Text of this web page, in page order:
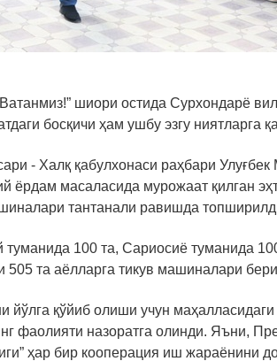
шиори остида Сурхондарё
босқичи ҳам ушбу эзгу ниятларга
- Халқ қабулхонаси раҳбари
ёрдам масаласида мурожаат қилган
тантанали равишда
100 та, Сариосиё туманида
та аёлларга тикув машиналари
йўлга қўйиб олиши учун маҳалласидаги
фаолияти назоратга олинди. Яъни,
ҳар бир кооперация иш жараёнини